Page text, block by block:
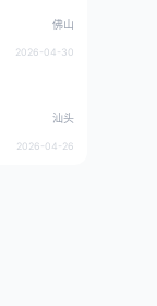
佛山
2026-04-30
汕头
2026-04-26